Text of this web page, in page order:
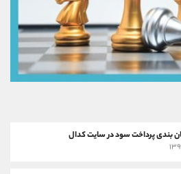
بندی پرداخت سود در سایت کدال